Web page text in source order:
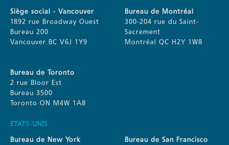
Siège social - Vancouver
1892 rue Broadway Ouest
Bureau 200
Vancouver BC V6J 1Y9
Bureau de Montréal
300-204 rue du Saint-
Sacrement
Montréal QC H2Y 1W8
Bureau de Toronto
2 rue Bloor Est
Bureau 3500
Toronto ON M4W 1A8
ÉTATS-UNIS
Bureau de New York
Bureau de San Francisco